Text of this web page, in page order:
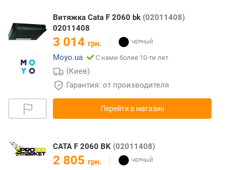
Витяжка Cata F 2060 bk (02011408)
02011408
3 014 грн.
Moyo.ua
С нами более 10-ти лет
(Киев)
Гарантия: от производителя
Перейти в магазин
CATA F 2060 BK (02011408)
2 805 грн.